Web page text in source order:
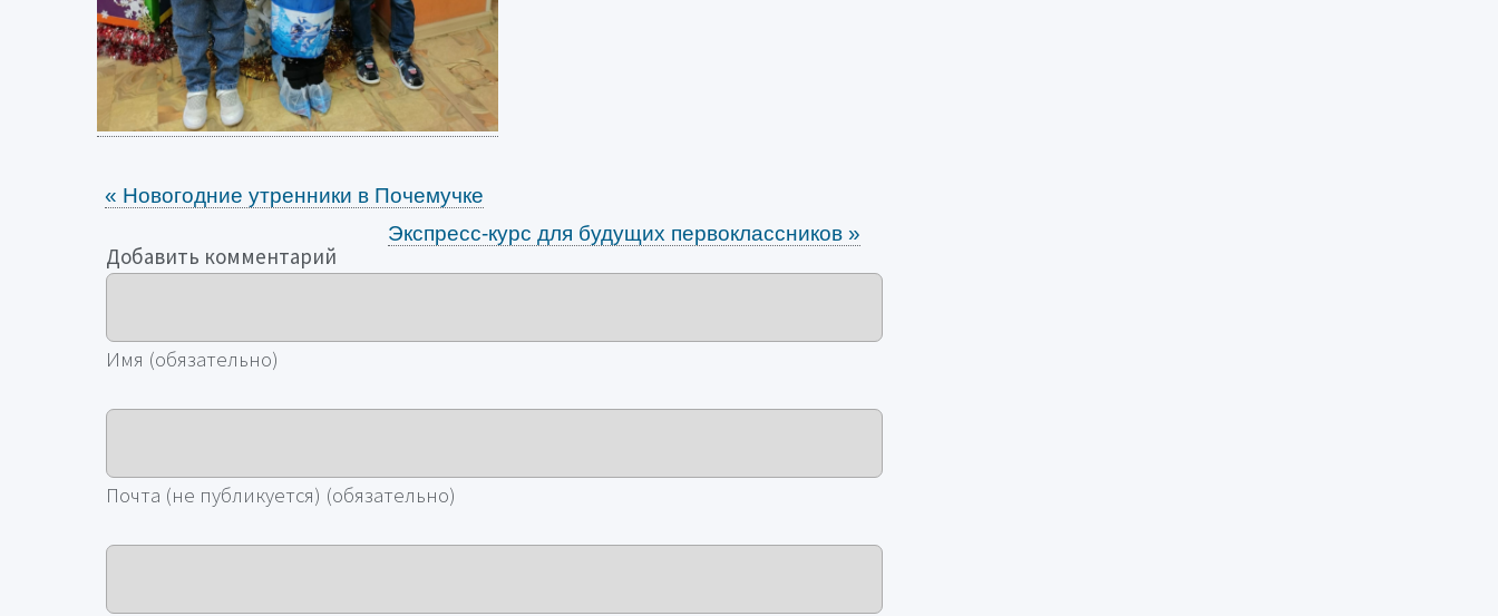
« Новогодние утренники в Почемучке
Экспресс-курс для будущих первоклассников »
Добавить комментарий
Имя (обязательно)
Почта (не публикуется) (обязательно)